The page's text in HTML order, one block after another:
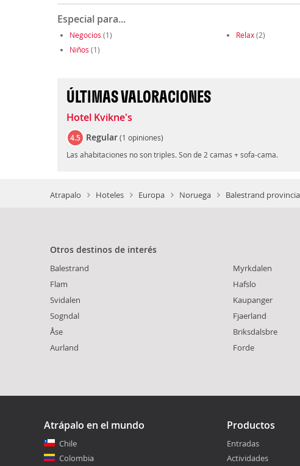
Especial para...
Negocios (1) Relax(2)
Niños (1)
ÚLTIMAS VALORACIONES
Hotel Kvikne's
4.5 Regular(1 opiniones)
Las ahabitaciones no son triples. Son de 2 camas + sofa-cama.
Atrapalo Hoteles Europa Noruega Balestrand provincia
Otros destinos de interés
Balestrand
Flam
Svidalen
Sogndal
Åse
Aurland
Myrkdalen
Hafslo
Kaupanger
Fjaerland
Briksdalsbre
Forde
Atrápalo en el mundo
Chile
Colombia
Productos
Entradas
Actividades